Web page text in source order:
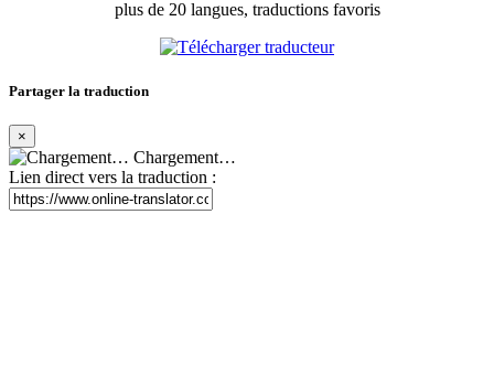
plus de 20 langues, traductions favoris
Partager la traduction
×
Chargement…
Lien direct vers la traduction :